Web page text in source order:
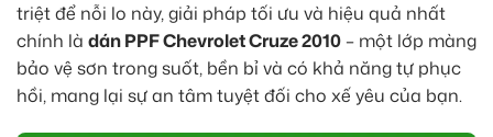
triệt để nỗi lo này, giải pháp tối ưu và hiệu quả nhất
chính là dán PPF Chevrolet Cruze 2010 – một lớp màng
bảo vệ sơn trong suốt, bền bỉ và có khả năng tự phục
hồi, mang lại sự an tâm tuyệt đối cho xế yêu của bạn.